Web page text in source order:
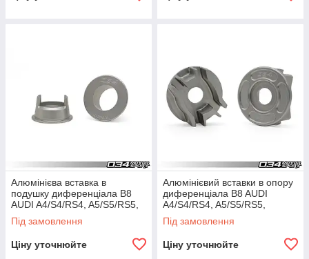
Алюмінієва вставка в
подушку диференціала B8
AUDI A4/S4/RS4, A5/S5/RS5,
Q5/SQ5 & C7 AUDI
A6/S6/RS6, A7/S7/RS
Під замовлення
Ціну уточнюйте
Алюмінієвий вставки в опору
диференціала B8 AUDI
A4/S4/RS4, A5/S5/RS5,
Q5/SQ5 & C7 AUDI
A6/S6/RS6, A7/S7/RS8
Під замовлення
Ціну уточнюйте